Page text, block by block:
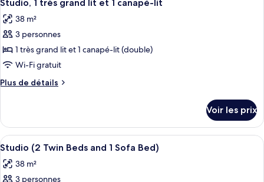
»
Chambre
»
toutes
les
photos
pour
ce
type
de
Studio,
très
grand
lit
Studio, 1 très grand lit et 1 canapé-lit
38 m²
3 personnes
1 très grand lit et 1 canapé-lit (double)
Wi-Fi gratuit
Plus de détails
Plus
le
type
de
chambre
Studio,
Voir les prix
Afficher
toutes
les
Une chambre d’hôtel moderne
4
Studio (2 Twin Beds and 1 Sofa Bed)
38 m²
3 personnes